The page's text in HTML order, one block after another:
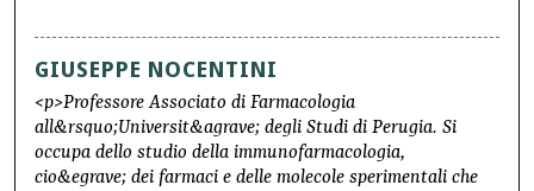
GIUSEPPE NOCENTINI
<p>Professore Associato di Farmacologia
all&rsquo;Universit&agrave; degli Studi di Perugia. Si
occupa dello studio della immunofarmacologia,
cio&egrave; dei farmaci e delle molecole sperimentali che